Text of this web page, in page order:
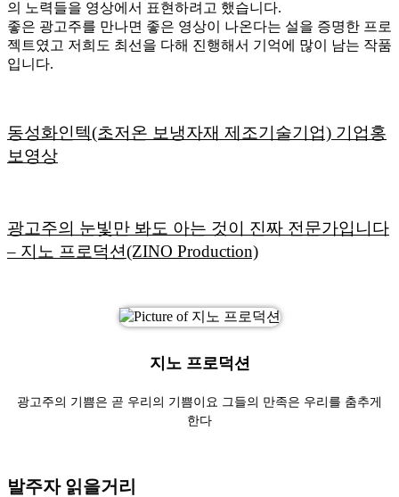
의 노력들을 영상에서 표현하려고 했습니다.
좋은 광고주를 만나면 좋은 영상이 나온다는 설을 증명한 프로
젝트였고 저희도 최선을 다해 진행해서 기억에 많이 남는 작품
입니다.
동성화인텍(초저온 보냉자재 제조기술기업) 기업홍
보영상
광고주의 눈빛만 봐도 아는 것이 진짜 전문가입니다
– 지노 프로덕션(ZINO Production)
지노 프로덕션
광고주의 기쁨은 곧 우리의 기쁨이요 그들의 만족은 우리를 춤추게
한다
발주자 읽을거리